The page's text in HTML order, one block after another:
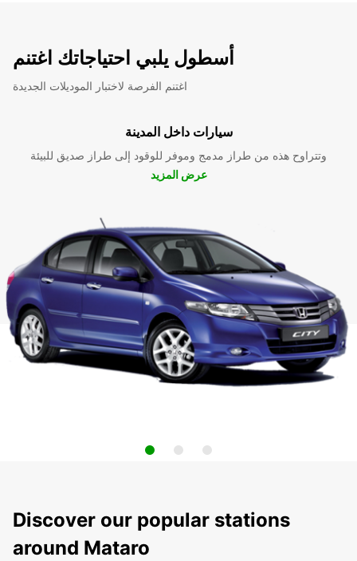
أسطول يلبي احتياجاتك اغتنم
اغتنم الفرصة لاختبار الموديلات الجديدة
سيارات داخل المدينة
وتتراوح هذه من طراز مدمج وموفر للوقود إلى طراز صديق للبيئة
عرض المزيد
Discover our popular stations
around Mataro